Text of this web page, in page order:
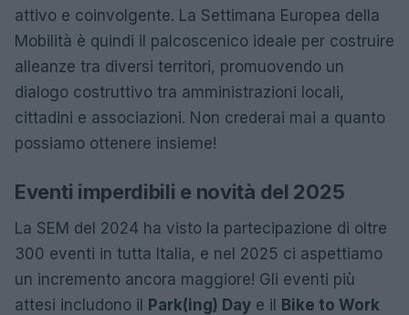
attivo e coinvolgente. La Settimana Europea della
Mobilità è quindi il palcoscenico ideale per costruire
alleanze tra diversi territori, promuovendo un
dialogo costruttivo tra amministrazioni locali,
cittadini e associazioni. Non crederai mai a quanto
possiamo ottenere insieme!
Eventi imperdibili e novità del 2025
La SEM del 2024 ha visto la partecipazione di oltre
300 eventi in tutta Italia, e nel 2025 ci aspettiamo
un incremento ancora maggiore! Gli eventi più
attesi includono il Park(ing) Day e il Bike to Work